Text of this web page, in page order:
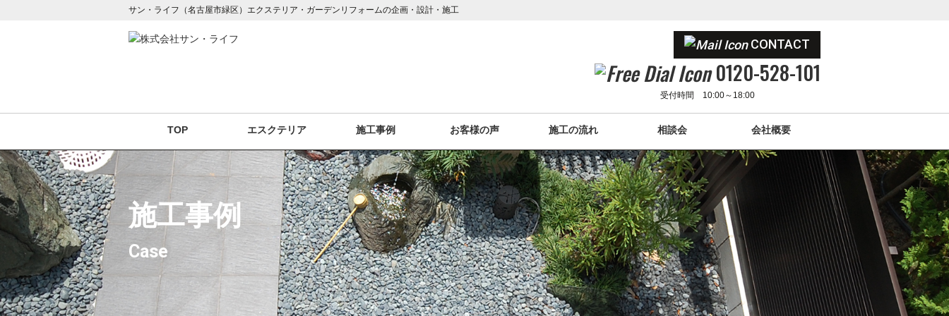
サン・ライフ（名古屋市緑区）エクステリア・ガーデンリフォームの企画・設計・施工
CONTACT
0120-528-101
受付時間 10:00～18:00
TOP エスクテリア 施工事例 お客様の声 施工の流れ 相談会 会社概要
施工事例
Case